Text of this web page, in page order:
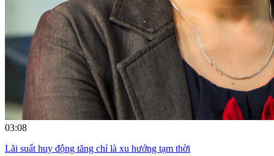
03:08
Lãi suất huy động tăng chỉ là xu hướng tạm thời